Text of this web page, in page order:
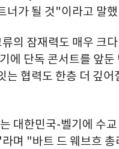
너가 될 것"이라고 말
의 잠재력도 매우 크
에 단독 콘서트를 앞둔
는 협력도 한층 더 깊어
대한민국-벨기에 수
며 "바트 드 웨브흐 총